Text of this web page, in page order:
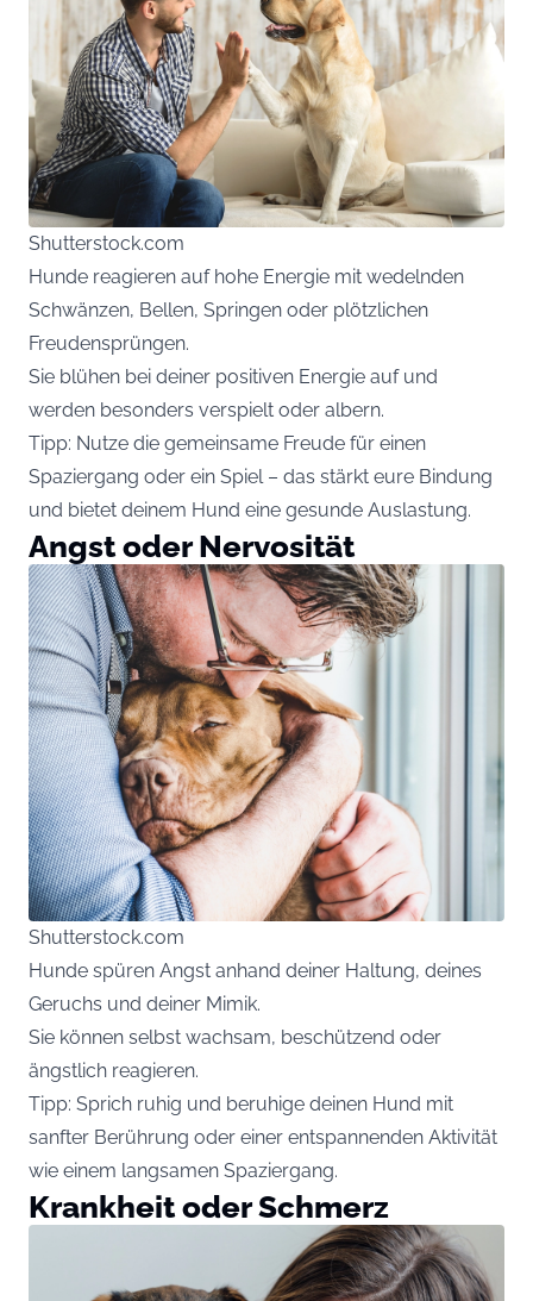
Shutterstock.com
Hunde reagieren auf hohe Energie mit wedelnden
Schwänzen, Bellen, Springen oder plötzlichen
Freudensprüngen.
Sie blühen bei deiner positiven Energie auf und
werden besonders verspielt oder albern.
Tipp: Nutze die gemeinsame Freude für einen
Spaziergang oder ein Spiel – das stärkt eure Bindung
und bietet deinem Hund eine gesunde Auslastung.
Angst oder Nervosität
Shutterstock.com
Hunde spüren Angst anhand deiner Haltung, deines
Geruchs und deiner Mimik.
Sie können selbst wachsam, beschützend oder
ängstlich reagieren.
Tipp: Sprich ruhig und beruhige deinen Hund mit
sanfter Berührung oder einer entspannenden Aktivität
wie einem langsamen Spaziergang.
Krankheit oder Schmerz